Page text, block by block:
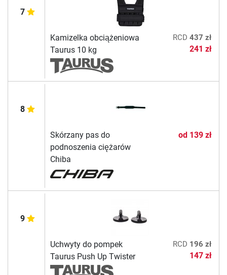
7
Kamizelka obciążeniowa
Taurus 10 kg
RCD 437 zł
241 zł
8
Skórzany pas do
podnoszenia ciężarów
Chiba
od 139 zł
9
Uchwyty do pompek
Taurus Push Up Twister
RCD 196 zł
147 zł